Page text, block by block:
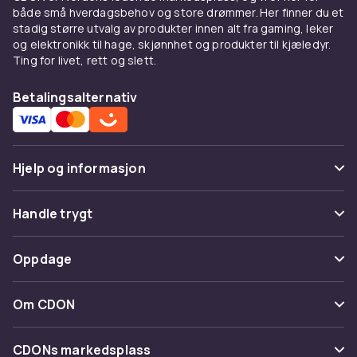
både små hverdagsbehov og store drømmer. Her finner du et
stadig større utvalg av produkter innen alt fra gaming, leker
og elektronikk til hage, skjønnhet og produkter til kjæledyr.
Ting for livet, rett og slett.
Betalingsalternativ
Hjelp og informasjon
Vanlige spørsmål
Spor pakke
Angre & returner her
Kontakt oss
Handle trygt
Betaling
Levering
Tilbakekallinger
Oppdage
Kategorier
Varemerker
Om CDON
Om oss
CDONs markedsplass